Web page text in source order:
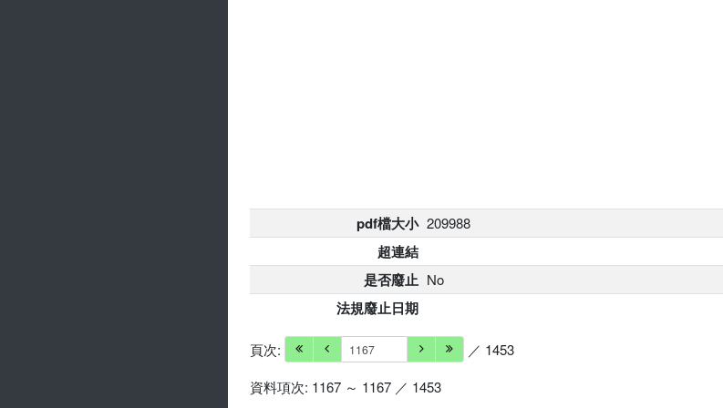
pdf檔大小 209988
超連結
是否廢止 No
法規廢止日期
頁次:
／ 1453
資料項次: 1167 ～ 1167 ／ 1453